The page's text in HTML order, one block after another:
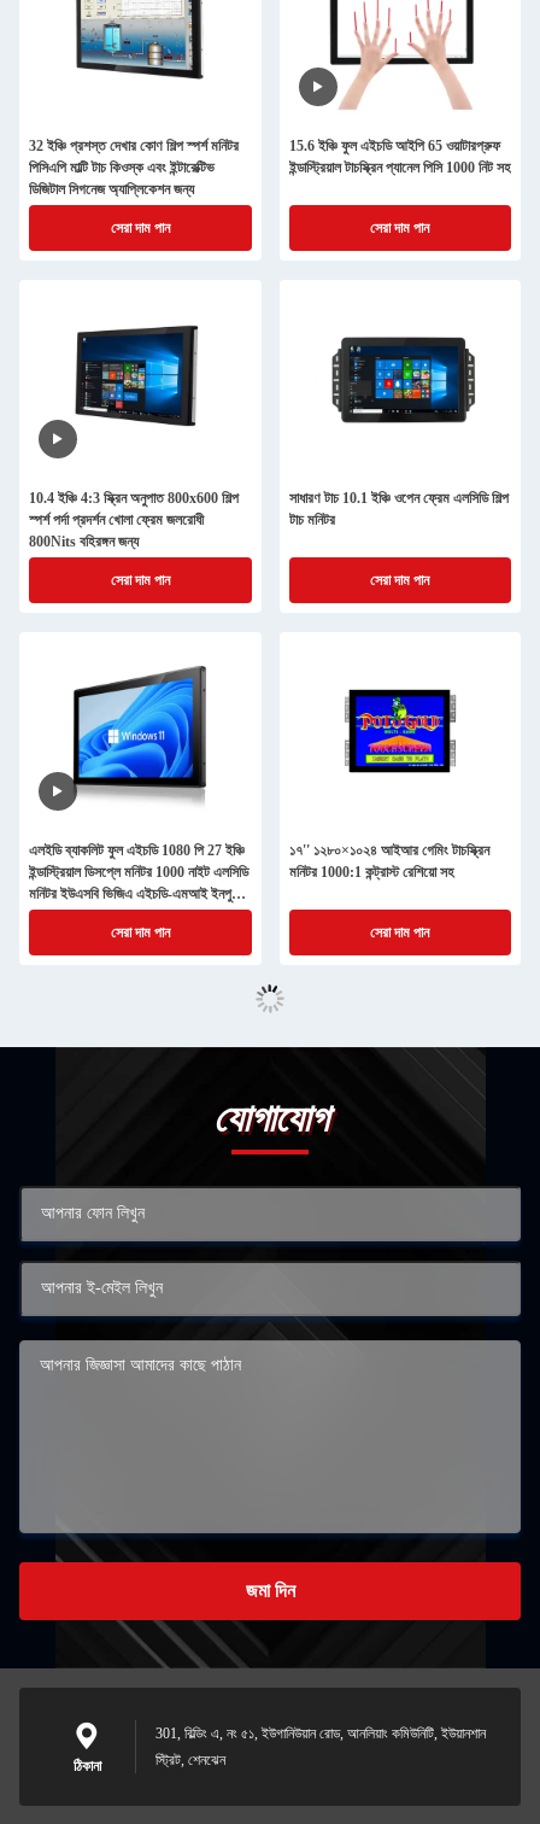
32 ইঞ্চি প্রশস্ত দেখার কোণ শিল্প স্পর্শ মনিটর
পিসিএপি মাল্টি টাচ কিওস্ক এবং ইন্টারেক্টিভ
ডিজিটাল সিগনেজ অ্যাপ্লিকেশন জন্য
সেরা দাম পান
15.6 ইঞ্চি ফুল এইচডি আইপি 65 ওয়াটারপ্রুফ
ইন্ডাস্ট্রিয়াল টাচস্ক্রিন প্যানেল পিসি 1000 নিট সহ
সেরা দাম পান
10.4 ইঞ্চি 4:3 স্ক্রিন অনুপাত 800x600 শিল্প
স্পর্শ পর্দা প্রদর্শন খোলা ফ্রেম জলরোধী
800Nits বহিরঙ্গন জন্য
সেরা দাম পান
সাধারণ টাচ 10.1 ইঞ্চি ওপেন ফ্রেম এলসিডি শিল্প
টাচ মনিটর
সেরা দাম পান
এলইডি ব্যাকলিট ফুল এইচডি 1080 পি 27 ইঞ্চি
ইন্ডাস্ট্রিয়াল ডিসপ্লে মনিটর 1000 নাইট এলসিডি
মনিটর ইউএসবি ভিজিএ এইচডি-এমআই ইনপুট
সহ
সেরা দাম পান
১৭'' ১২৮০×১০২৪ আইআর গেমিং টাচস্ক্রিন
মনিটর 1000:1 কন্ট্রাস্ট রেশিয়ো সহ
সেরা দাম পান
যোগাযোগ
জমা দিন
ঠিকানা
301, বিল্ডিং এ, নং ৫১, ইউগানিউয়ান রোড, আনলিয়াং কমিউনিটি, ইউয়ানশান
স্ট্রিট, শেনঝেন